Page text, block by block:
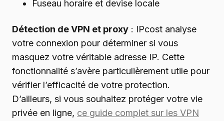
Fuseau horaire et devise locale
Détection de VPN et proxy : IPcost analyse
votre connexion pour déterminer si vous
masquez votre véritable adresse IP. Cette
fonctionnalité s’avère particulièrement utile pour
vérifier l’efficacité de votre protection.
D’ailleurs, si vous souhaitez protéger votre vie
privée en ligne, ce guide complet sur les VPN